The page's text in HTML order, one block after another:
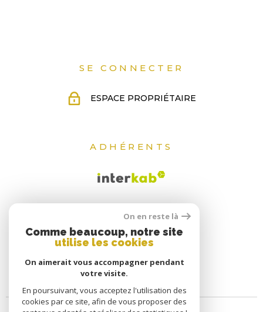
SE CONNECTER
ESPACE PROPRIÉTAIRE
ADHÉRENTS
On en reste là
Comme beaucoup, notre site
utilise les cookies
On aimerait vous accompagner pendant
votre visite.
En poursuivant, vous acceptez l'utilisation des
cookies par ce site, afin de vous proposer des